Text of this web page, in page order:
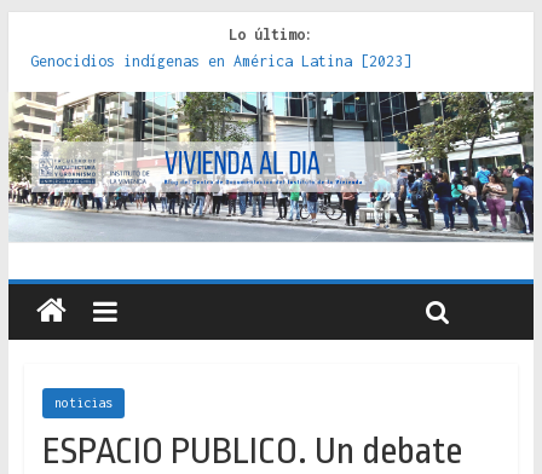
Lo último:
Genocidios indígenas en América Latina [2023]
Estudios sobre la espacialización de los Estados :
políticas, prácticas y representaciones [2022]
Donde el pedernal choca con el acero : hacia una teoría
crítica de las fronteras latinoamericanas [2020]
Criterios técnicos para una vivienda adecuada [2019]
Red de consultorios de la Caja del Seguro Obrero en
Santiago : un patrimonio emblemático [2014]
noticias
ESPACIO PUBLICO. Un debate